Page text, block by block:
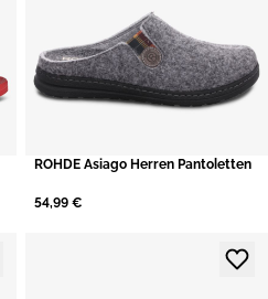
ROHDE Asiago Herren Pantoletten
54,99 €